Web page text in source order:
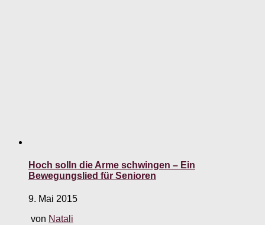
Hoch solln die Arme schwingen – Ein
Bewegungslied für Senioren
9. Mai 2015
von Natali